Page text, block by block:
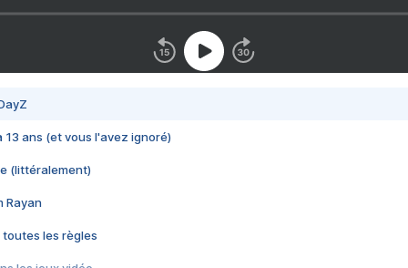
13 ans (et vous l'avez ignoré)
(littéralement)
Rayan
toutes les règles